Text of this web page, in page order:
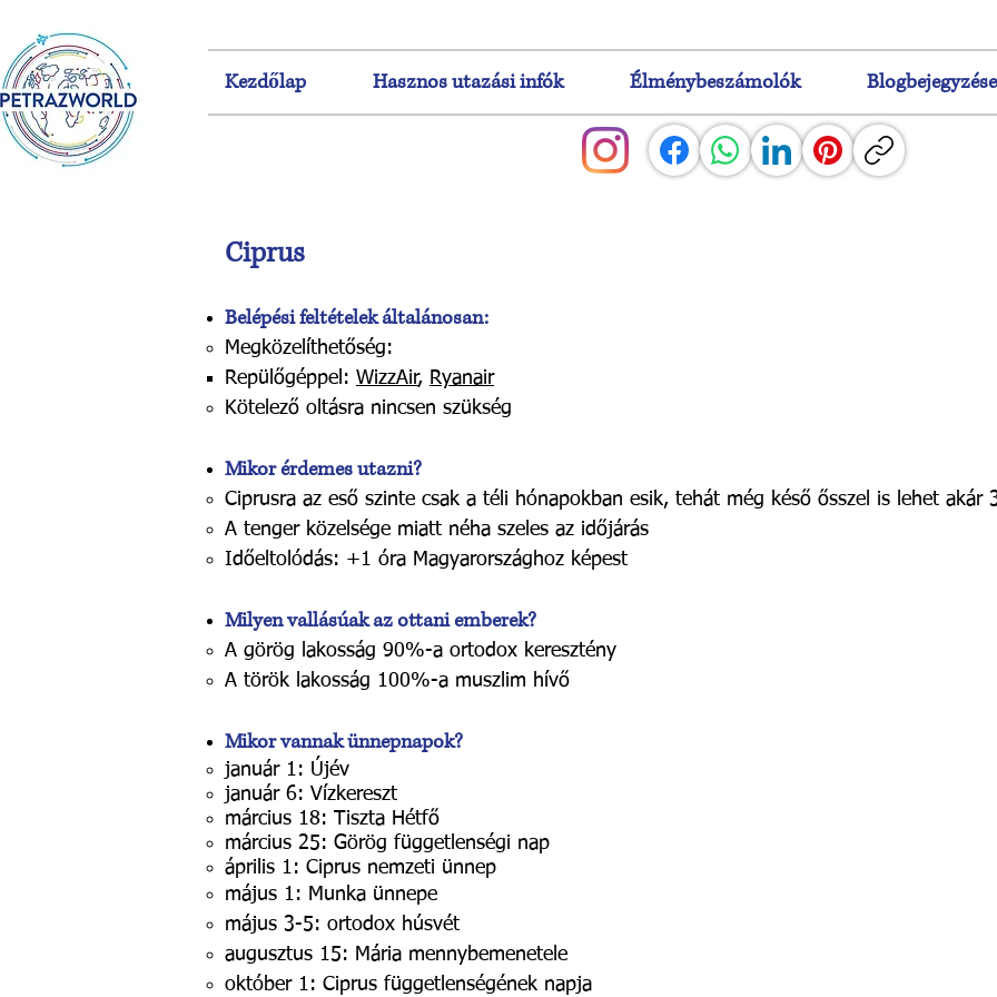
Kezdőlap Hasznos utazási infók Élménybeszámolók
Ciprus
Belépési feltételek általánosan:
Megközelíthetőség:
Repül őgéppel: WizzAir, Ryanair
Kötelező oltásra nincsen szükség
Mikor érdemes utazni?
Ciprusra az eső szinte csak a téli hónapokban esik, tehát még késő ősszel is lehet akár
A tenger közelsége miatt néha szeles az időjárás
Időeltolódás: +1 óra Magyarországhoz képest
Milyen vallásúak az ottani emberek?
A görög lakosság 90%-a ortodox keresztény
A török lakosság 100%-a muszlim hívő
Mikor vannak ünnepnapok?
január 1: Újév
január 6: Vízkereszt
március 18: Tiszta Hétfő
március 25: Görög függetlenségi nap
április 1: Ciprus nemzeti ünnep
május 1: Munka ünnepe
május 3-5: ortodox húsvét
augusztus 15: Mária mennybemenetele
október 1: Ciprus függetlenségének napja